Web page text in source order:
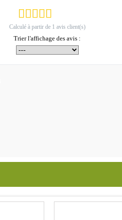
Calculé à partir de 1 avis client(s)
Trier l'affichage des avis :